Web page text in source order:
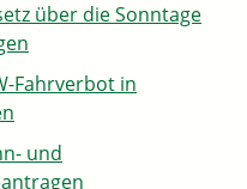
über die Sonntage
Fahrverbot in
und